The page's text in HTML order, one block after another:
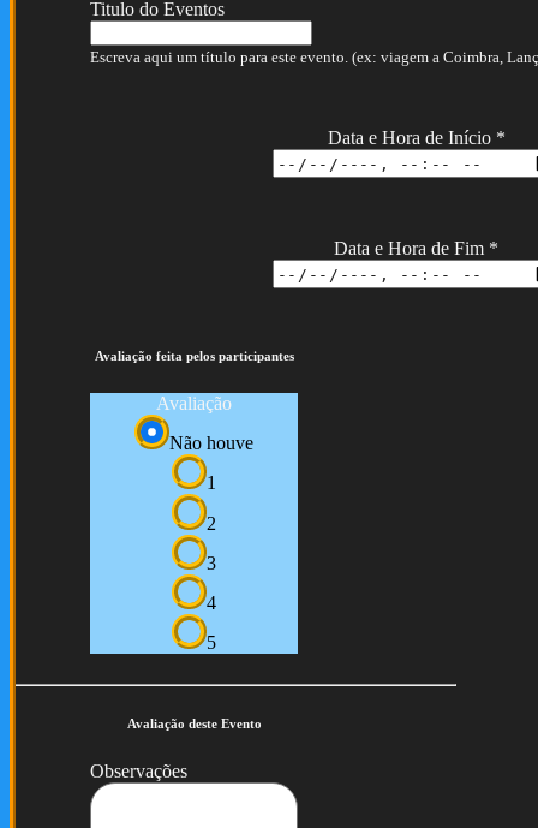
Titulo do Eventos
Escreva aqui um título para este evento. (ex: viagem a Coimbra,
Data e Hora de Início *
Data e Hora de Fim *
Avaliação feita pelos participantes
Avaliação
Não houve
1
2
3
4
5
Avaliação deste Evento
Observações